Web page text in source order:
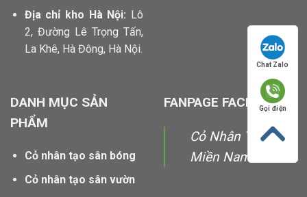
Địa chỉ kho Hà Nội: Lô
2, Đường Lê Trọng Tấn,
La Khê, Hà Đông, Hà Nội.
DANH MỤC SẢN
PHẨM
Cỏ nhân tạo sân bóng
Cỏ nhân tạo sân vườn
FANPAGE FACEBOOK
Cỏ Nhân Tạo
Miền Nam
Chat Zalo
Gọi điện